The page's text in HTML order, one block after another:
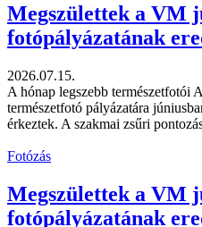
Megszülettek a VM
fotópályázatának
2026.07.15.
A hónap legszebb természetfotói
természetfotó pályázatára
érkeztek. A szakmai zsűri
Fotózás
Megszülettek a VM
fotópályázatának